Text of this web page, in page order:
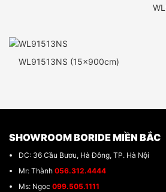
WL91513NS (15x900cm)
SHOWROOM BORIDE MIỀN BẮC
DC: 36 Cầu Bươu, Hà Đông, TP. Hà Nội
Mr: Thành 056.312.4444
Ms: Ngọc 099.505.1111